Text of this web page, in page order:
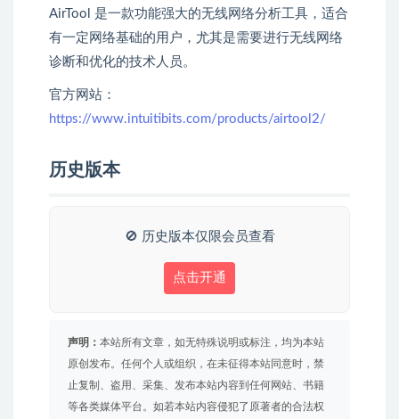
AirTool 是一款功能强大的无线网络分析工具，适合
有一定网络基础的用户，尤其是需要进行无线网络
诊断和优化的技术人员。
官方网站：
https://www.intuitibits.com/products/airtool2/
历史版本
🚫 历史版本仅限会员查看
点击开通
声明： 本站所有文章，如无特殊说明或标注，均为本站
原创发布。任何个人或组织，在未征得本站同意时，禁
止复制、盗用、采集、发布本站内容到任何网站、书籍
等各类媒体平台。如若本站内容侵犯了原著者的合法权